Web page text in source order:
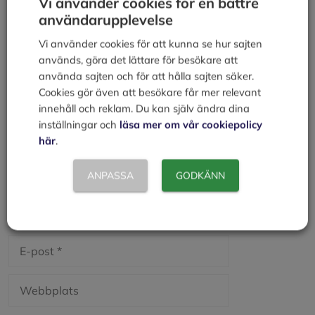
Lämna en kommentar
Kommentar
post
användarupplevelse
Vi använder cookies för att kunna se hur sajten
används, göra det lättare för besökare att
använda sajten och för att hålla sajten säker.
Cookies gör även att besökare får mer relevant
innehåll och reklam. Du kan själv ändra dina
inställningar och läsa mer om vår cookiepolicy
här.
ANPASSA GODKÄNN